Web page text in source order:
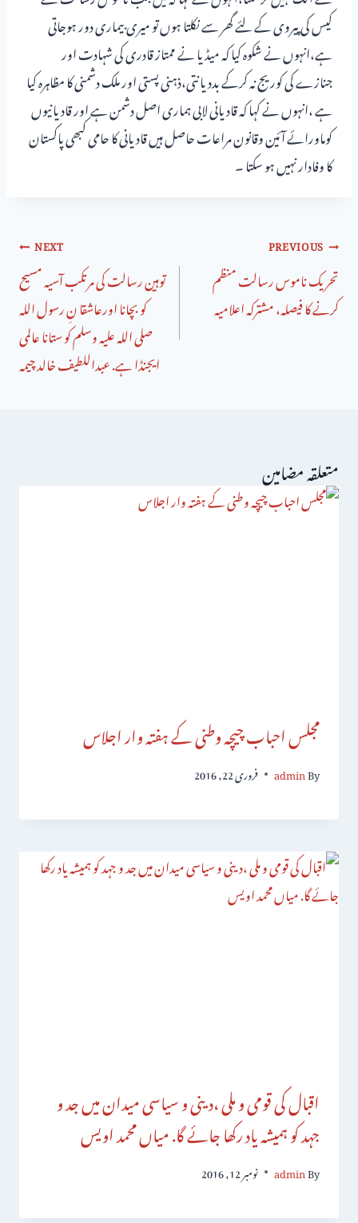
کیس کی پیروی کے لئے گھر سے نکلتا ہوں تو میری بیماری دور ہوجاتی
ہے،انہوں نے شکوہ کیا کہ میڈیا نے ممتاز قادری کی شہادت اور
جنازے کی کوریج نہ کرکے بددیانتی،ذہنی پستی اور ملک دشمنی کا مظاہرہ کیا
ہے ،انہوں نے کہا کہ قادیانی لابی ہماری اصل دشمن ہے اور قادیانیوں
کوماورائے آئین وقانون مراعات حاصل ہیں قادیانی کا حامی کبھی پاکستان
کا وفادار نہیں ہو سکتا ۔
PREVIOUS
تحریک ناموس رسالت منظم
کرنے کا فیصلہ، مشترکہ اعلامیه
NEXT
توہین رسالت کی مرتکب آسیہ مسیح
کو بچانا اورعاشقا نِ رسول اللہ
صلی اللہ علیہ وسلم کو ستانا عالمی
ایجنڈا ہے. عبداللطیف خالد چیمہ
متعلقہ مضامین
مجلس احباب چیچہ وطنی کے ہفتہ وار اجلاس
By
admin فروری 22, 2016
اقبال کی قومی و ملی ،دینی و سیاسی میدان میں جد و
جہد کو ہمیشہ یاد رکھا جائے گا. میاں محمد اویس
By
admin نومبر 12, 2016